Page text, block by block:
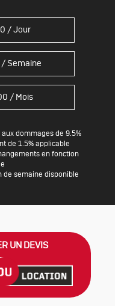
/ Jour
/ Semaine
/ Mois
dommages de 9.5%
de 1.5% applicable
en fonction
de semaine disponible
UN DEVIS